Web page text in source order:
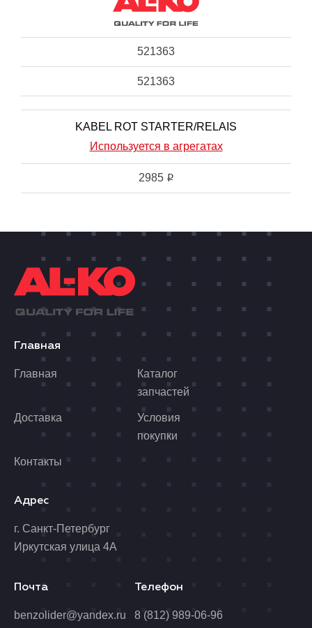
521363
521363
KABEL ROT STARTER/RELAIS
Используется в агрегатах
2985 i
Главная
Главная
Каталог
запчастей
Доставка
Условия
покупки
Контакты
Адрес
г. Санкт-Петербург
Иркутская улица 4А
Почта
benzolider@yandex.ru
Телефон
8 (812) 989-06-96